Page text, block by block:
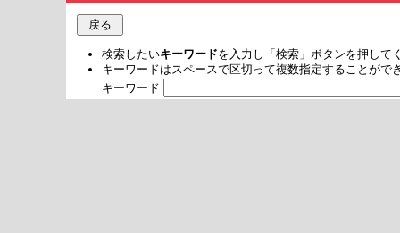
検索したいキーワードを入力し「検索」ボタンを押して
キーワードはスペースで区切って複数指定することがで
キーワード